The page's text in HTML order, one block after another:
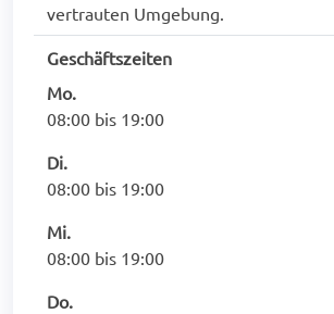
vertrauten Umgebung.
Geschäftszeiten
Mo.
08:00 bis 19:00
Di.
08:00 bis 19:00
Mi.
08:00 bis 19:00
Do.